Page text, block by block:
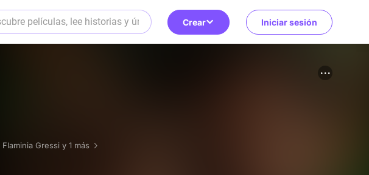
Crear Iniciar sesión
Flaminia Gressi y 1 más